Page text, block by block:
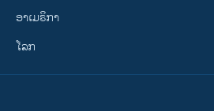
ອາເມຣິກາ
ໂລກ